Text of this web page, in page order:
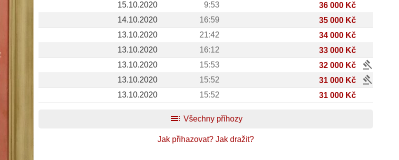
15.10.2020
9:53
36 000 Kč
14.10.2020
16:59
35 000 Kč
13.10.2020
21:42
34 000 Kč
13.10.2020
16:12
33 000 Kč
13.10.2020
15:53 32 000 Kč gavel
13.10.2020 15:52 31 000 Kč gavel
13.10.2020 15:52 31 000 Kč
toc Všechny příhozy
Jak přihazovat? Jak dražit?